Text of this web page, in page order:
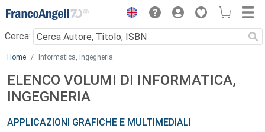
Menu
Cerca:
Main content
Home Informatica, ingegneria
ELENCO VOLUMI DI INFORMATICA,
INGEGNERIA
APPLICAZIONI GRAFICHE E MULTIMEDIALI